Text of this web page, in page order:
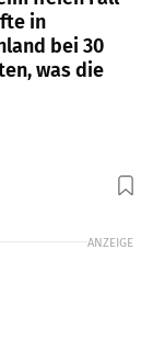
in
bei 30
was die
Foto: Bilski
ANZEIGE